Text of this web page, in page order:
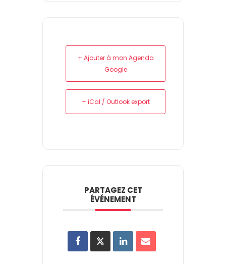
+ Ajouter à mon Agenda
Google
+ iCal / Outlook export
PARTAGEZ CET
ÉVÉNEMENT